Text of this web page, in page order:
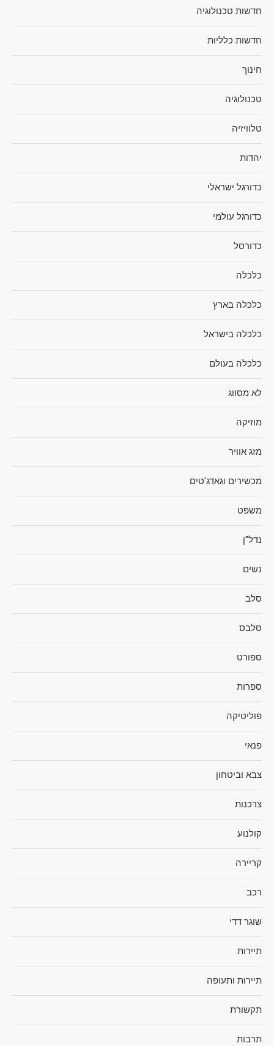
חדשות טכנולוגיה
חדשות כלליות
חינוך
טכנולוגיה
טלוויזיה
יהדות
כדורגל ישראלי
כדורגל עולמי
כדורסל
כלכלה
כלכלה בארץ
כלכלה בישראל
כלכלה בעולם
לא מסווג
מוזיקה
מזג אוויר
מכשירים וגאדג'טים
משפט
נדל"ן
נשים
סלב
סלבס
ספורט
ספרות
פוליטיקה
פנאי
צבא וביטחון
צרכנות
קולנוע
קריירה
רכב
שוגר דדי
תיירות
תיירות ותעופה
תקשורת
תרבות